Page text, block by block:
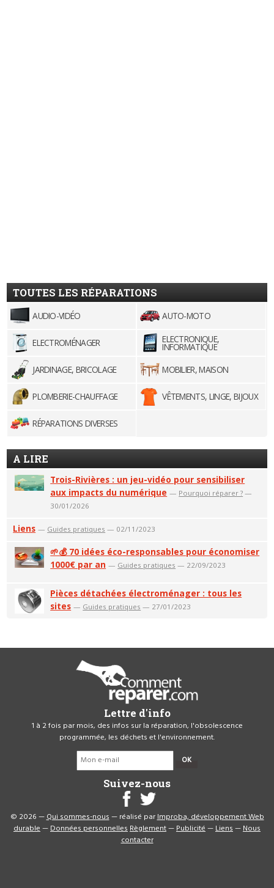
TOUTES LES RÉPARATIONS
AUDIO-VIDÉO AUTO-MOTO
ELECTROMÉNAGER ELECTRONIQUE,
INFORMATIQUE
JARDINAGE, BRICOLAGE
MOBILIER, MAISON
PLOMBERIE-CHAUFFAGE VÊTEMENTS, LINGE, BIJOUX
RÉPARATIONS DIVERSES
A LIRE
Trois-Rivières : un jeu-vidéo pour sensibiliser
aux impacts du numérique — Pourquoi réparer ? —
30/01/2026
Liens — Guides pratiques — 02/11/2023
🌱💰 70 idées éco-responsables pour économiser
1000€ par an — Guides pratiques — 22/09/2023
Pièces détachées électroménager : tous les
sites — Guides pratiques — 27/01/2023
Lettre d'info
1 à 2 fois par mois, des infos sur la réparation, l'obsolescence
programmée, les déchets et l'environnement.
OK
Suivez-nous
© 2026 —Qui sommes-nous— réalisé parImproba, développement Web
durable—Données personnellesRèglement—Publicité—Liens—Nous
contacter